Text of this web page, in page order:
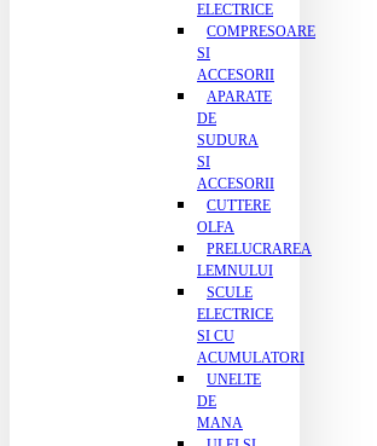
ELECTRICE
COMPRESOARE
SI
ACCESORII
APARATE
DE
SUDURA
SI
ACCESORII
CUTTERE
OLFA
PRELUCRAREA
LEMNULUI
SCULE
ELECTRICE
SI CU
ACUMULATORI
UNELTE
DE
MANA